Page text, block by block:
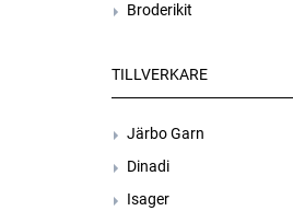
Broderikit
TILLVERKARE
Järbo Garn
Dinadi
Isager